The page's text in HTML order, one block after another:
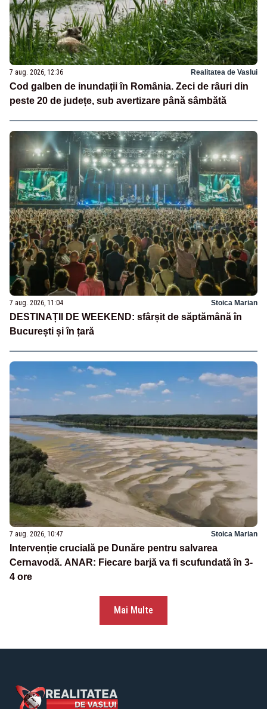
7 aug. 2026, 12:36 Realitatea de Vaslui
Cod galben de inundații în România. Zeci de râuri din
peste 20 de județe, sub avertizare până sâmbătă
7 aug. 2026, 11:04 Stoica Marian
DESTINAȚII DE WEEKEND: sfârșit de săptămână în
București și în țară
7 aug. 2026, 10:47 Stoica Marian
Intervenție crucială pe Dunăre pentru salvarea
Cernavodă. ANAR: Fiecare barjă va fi scufundată în 3-
4 ore
Mai Multe